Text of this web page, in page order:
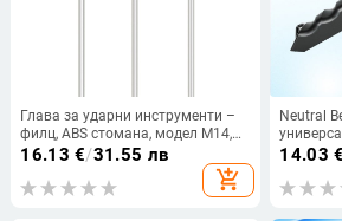
Глава за ударни инструменти –
филц, ABS стомана, модел M14,
OPP пакет
16.13 €/31.55 лв
add_shopping_cart
Neutral
14.03 €